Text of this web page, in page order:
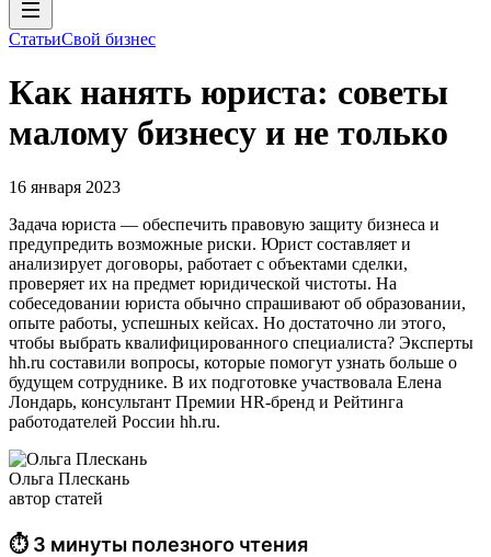
СтатьиСвой бизнес
Как нанять юриста: советы
малому бизнесу и не только
16 января 2023
Задача юриста — обеспечить правовую защиту бизнеса и
предупредить возможные риски. Юрист составляет и
анализирует договоры, работает с объектами сделки,
проверяет их на предмет юридической чистоты. На
собеседовании юриста обычно спрашивают об образовании,
опыте работы, успешных кейсах. Но достаточно ли этого,
чтобы выбрать квалифицированного специалиста? Эксперты
hh.ru составили вопросы, которые помогут узнать больше о
будущем сотруднике. В их подготовке участвовала Елена
Лондарь, консультант Премии HR-бренд и Рейтинга
работодателей России hh.ru.
Ольга Плескань
автор статей
⏱ 3 минуты полезного чтения